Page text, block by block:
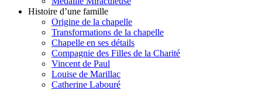
Histoire d’une famille
Origine de la chapelle
Transformations de la chapelle
Chapelle en ses détails
Compagnie des Filles de la Charité
Vincent de Paul
Louise de Marillac
Catherine Labouré